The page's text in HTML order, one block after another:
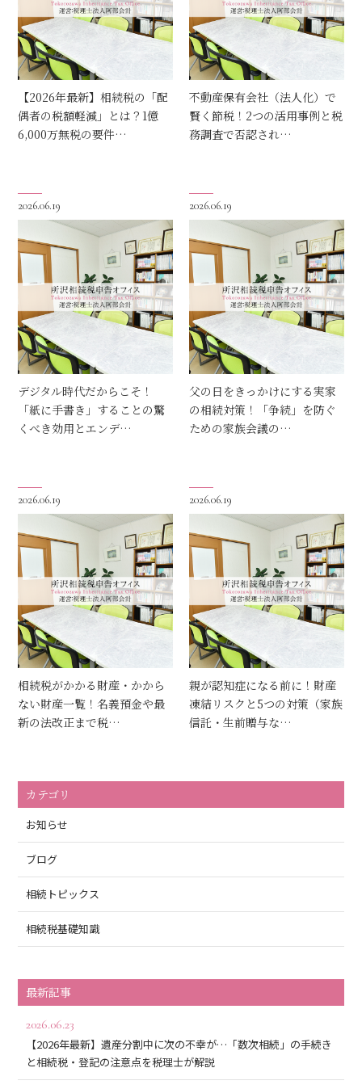
【2026年最新】相続税の「配
偶者の税額軽減」とは？1億
6,000万無税の要件…
不動産保有会社（法人化）で
賢く節税！2つの活用事例と税
務調査で否認され…
2026.06.19
デジタル時代だからこそ！
「紙に手書き」することの驚
くべき効用とエンデ…
2026.06.19
父の日をきっかけにする実家
の相続対策！「争続」を防ぐ
ための家族会議の…
2026.06.19
相続税がかかる財産・かから
ない財産一覧！名義預金や最
新の法改正まで税…
2026.06.19
親が認知症になる前に！財産
凍結リスクと5つの対策（家族
信託・生前贈与な…
カテゴリ
お知らせ
ブログ
相続トピックス
相続税基礎知識
最新記事
2026.06.23
【2026年最新】遺産分割中に次の不幸が…「数次相続」の手続き
と相続税・登記の注意点を税理士が解説